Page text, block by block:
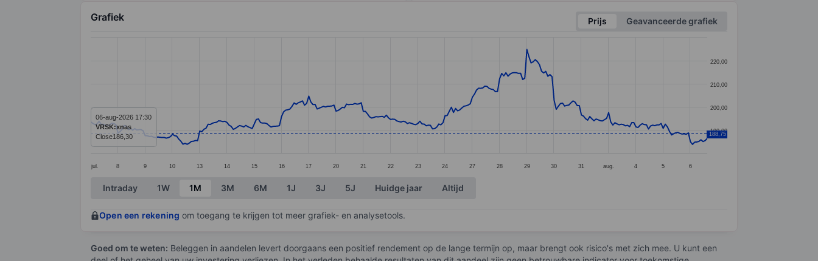
Grafiek Prijs
Geavanceerde grafiek
The chart has 1 Y axis displaying values. Data ranges from 183.7 to 224.88.
jul. 8 9 10 13 14 15 16 17 20 21 22 23 24 27 28 29 30 31 aug. 4 5 6
190,00
200,00
210,00
220,00
188,75
06-aug-2026 17:30
VRSK:xnas
Close186,30
End of interactive chart.
Intraday 1W 1M 3M 6M 1J 3J 5J Huidge jaar Altijd
Open een rekening om toegang te krijgen tot meer grafiek- en analysetools.
Goed om te weten: Beleggen in aandelen levert doorgaans een positief rendement op de lange termijn op, maar brengt ook risico's met zich mee. U kunt een